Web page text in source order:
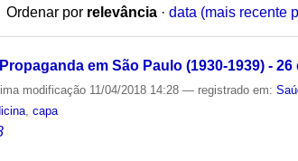
Ordenar por relevância · data (mais recente
em São Paulo (1930-1939) - 26
modificação 11/04/2018 14:28— registrado em:
,capa